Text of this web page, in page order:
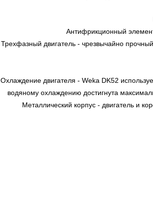
Антифрикционный
Трехфазный двигатель - чрезвычайно
Охлаждение двигателя - Weka DK52
водяному охлаждению достигнута
Металлический корпус - двигатель и